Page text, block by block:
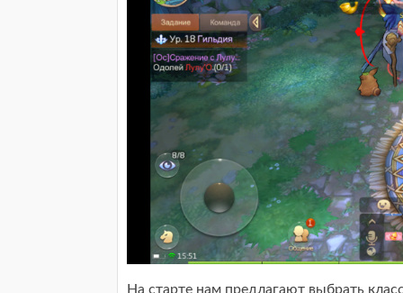
На старте нам предлагают выбрать